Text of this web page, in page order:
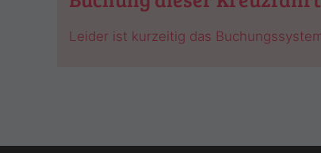
Leider ist kurzeitig das